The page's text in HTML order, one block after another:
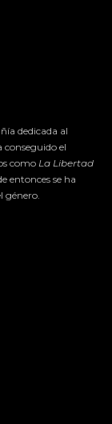
dedicada al
el
como La Libertad
entonces se ha
género.